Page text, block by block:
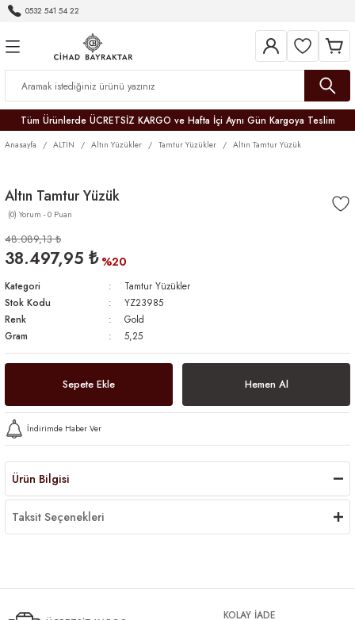
0532 541 54 22
Tüm Ürünlerde ÜCRETSİZ KARGO ve Hafta İçi Aynı Gün Kargoya Teslim
Anasayfa ALTIN Altın Yüzükler Tamtur Yüzükler Altın Tamtur Yüzük
Altın Tamtur Yüzük
(0) Yorum - 0 Puan
48.089,13 ₺
38.497,95 ₺ %20
Kategori
Tamtur Yüzükler
Stok Kodu
YZ23985
Renk
Gold
Gram
5,25
Sepete Ekle Hemen Al
İndirimde Haber Ver
Ürün Bilgisi
Taksit Seçenekleri
KOLAY İADE